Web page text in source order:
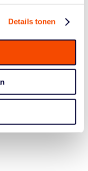
Details tonen
die tweede pot.
schoot de eerste
wedstrijden 4
China.
uit voor de